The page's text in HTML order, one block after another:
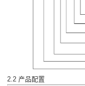
2.2 产品配置